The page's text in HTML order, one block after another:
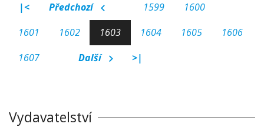
|< Předchozí 1599
1600
1601
1602 1603 1604 1605
1606
1607
Další >|
Vydavatelství